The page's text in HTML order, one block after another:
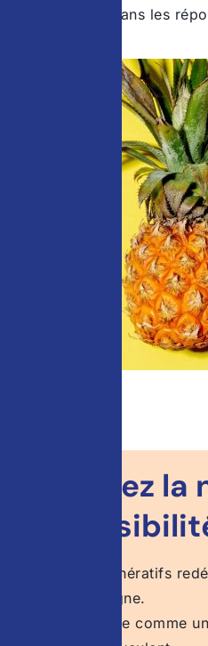
pas être cité dans les
Anticipez la
de la
Les moteurs génératifs
recherche en ligne.
Le GEO s’impose comme